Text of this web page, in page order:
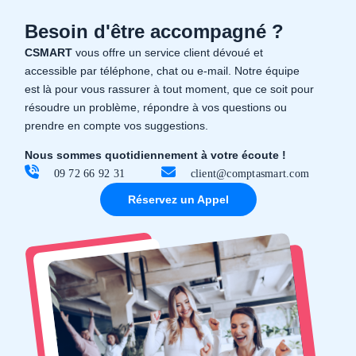
Besoin d'être accompagné ?
CSMART vous offre un service client dévoué et
accessible par téléphone, chat ou e-mail. Notre équipe
est là pour vous rassurer à tout moment, que ce soit pour
résoudre un problème, répondre à vos questions ou
prendre en compte vos suggestions.
Nous sommes quotidiennement à votre écoute !
09 72 66 92 31 client@comptasmart.com
Réservez un Appel